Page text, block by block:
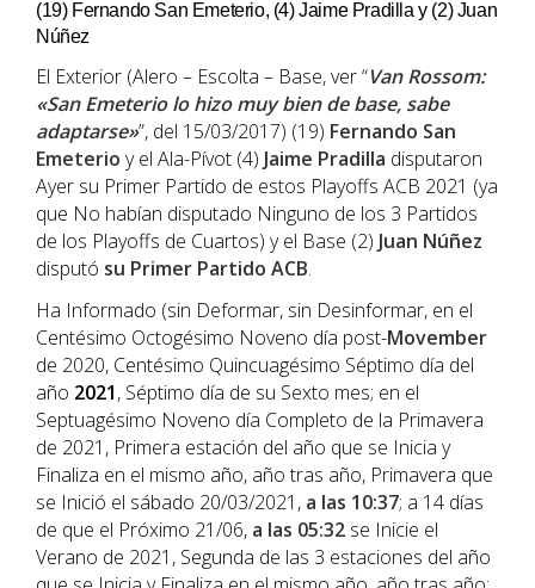
(19) Fernando San Emeterio, (4) Jaime Pradilla y (2) Juan
Núñez
El Exterior (Alero – Escolta – Base, ver “Van Rossom:
«San Emeterio lo hizo muy bien de base, sabe
adaptarse»”, del 15/03/2017) (19) Fernando San
Emeterio y el Ala-Pívot (4) Jaime Pradilla disputaron
Ayer su Primer Partido de estos Playoffs ACB 2021 (ya
que No habían disputado Ninguno de los 3 Partidos
de los Playoffs de Cuartos) y el Base (2) Juan Núñez
disputó su Primer Partido ACB.
Ha Informado (sin Deformar, sin Desinformar, en el
Centésimo Octogésimo Noveno día post-Movember
de 2020, Centésimo Quincuagésimo Séptimo día del
año 2021, Séptimo día de su Sexto mes; en el
Septuagésimo Noveno día Completo de la Primavera
de 2021, Primera estación del año que se Inicia y
Finaliza en el mismo año, año tras año, Primavera que
se Inició el sábado 20/03/2021, a las 10:37; a 14 días
de que el Próximo 21/06, a las 05:32 se Inicie el
Verano de 2021, Segunda de las 3 estaciones del año